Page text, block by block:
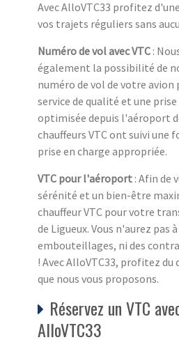
Avec AlloVTC33 profitez
vos trajets réguliers sans
Numéro de vol avec VTC :
également la possibilité de
numéro de vol de votre avion
service de qualité et une
optimisée depuis l'aéroport
chauffeurs VTC ont suivi une
prise en charge appropriée.
VTC pour l'aéroport : Afin de
sérénité et un bien-être
chauffeur VTC pour votre
de Ligueux. Vous n'aurez pas
embouteillages, ni des
! Avec AlloVTC33, profitez
que nous vous proposons.
Réservez un VTC
AlloVTC33